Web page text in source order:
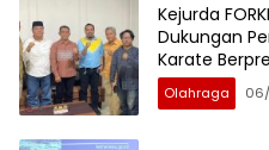
Kejurda
Dukungan
Karate
Olahraga